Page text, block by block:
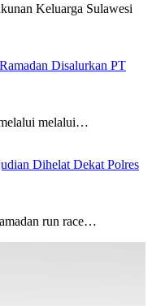
Keluarga Sulawesi
Disalurkan PT
melalui…
Dihelat Dekat Polres
run race…